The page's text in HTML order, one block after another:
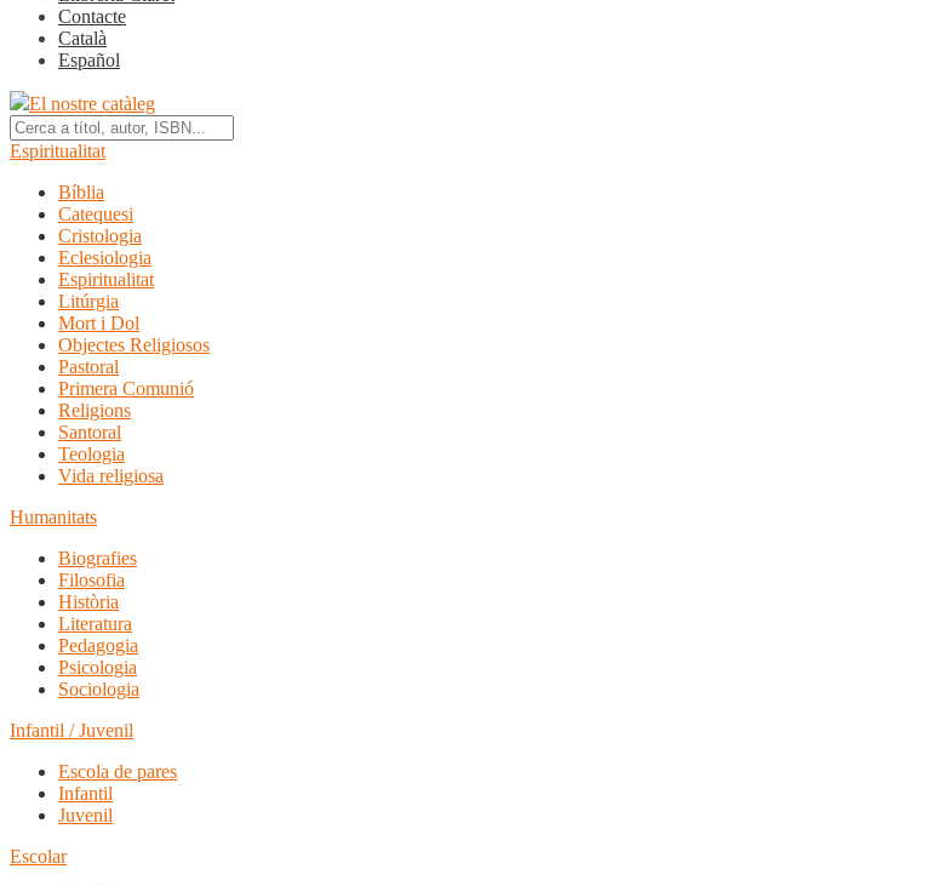
Contacte
Català
Español
El nostre catàleg
Espiritualitat
Bíblia
Catequesi
Cristologia
Eclesiologia
Espiritualitat
Litúrgia
Mort i Dol
Objectes Religiosos
Pastoral
Primera Comunió
Religions
Santoral
Teologia
Vida religiosa
Humanitats
Biografies
Filosofia
Història
Literatura
Pedagogia
Psicologia
Sociologia
Infantil / Juvenil
Escola de pares
Infantil
Juvenil
Escolar